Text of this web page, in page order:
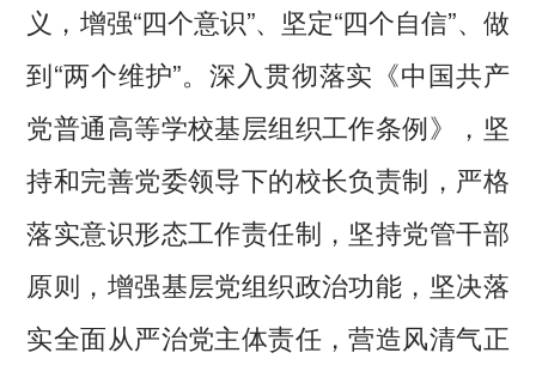
义，增强“四个意识”、坚定“四个自信”、做
到“两个维护”。深入贯彻落实《中国共产
党普通高等学校基层组织工作条例》，坚
持和完善党委领导下的校长负责制，严格
落实意识形态工作责任制，坚持党管干部
原则，增强基层党组织政治功能，坚决落
实全面从严治党主体责任，营造风清气正